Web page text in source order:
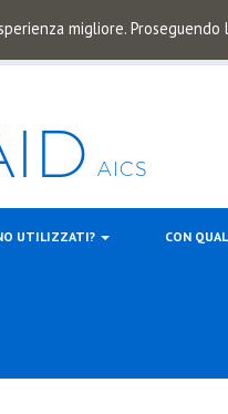
migliore.
UTILIZZATI? CON